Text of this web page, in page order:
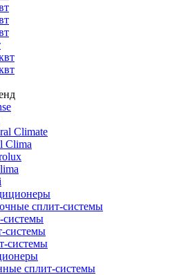
Climate
Clima
​сплит-системы
системы
системы
системы
сплит-системы